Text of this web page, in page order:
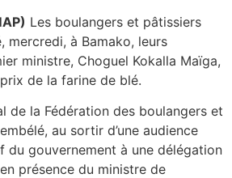
Les boulangers et pâtissiers
mercredi, à Bamako, leurs
ministre, Choguel Kokalla Maïga,
de la farine de blé.
de la Fédération des boulangers et
au sortir d’une audience
du gouvernement à une délégation
présence du ministre de